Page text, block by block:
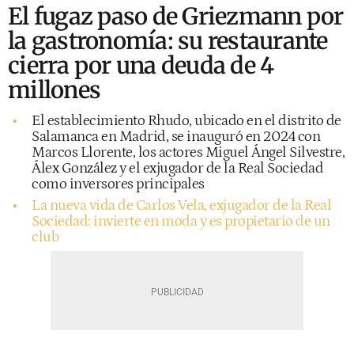
El fugaz paso de Griezmann por
la gastronomía: su restaurante
cierra por una deuda de 4
millones
El establecimiento Rhudo, ubicado en el distrito de
Salamanca en Madrid, se inauguró en 2024 con
Marcos Llorente, los actores Miguel Ángel Silvestre,
Álex González y el exjugador de la Real Sociedad
como inversores principales
La nueva vida de Carlos Vela, exjugador de la Real
Sociedad: invierte en moda y es propietario de un
club